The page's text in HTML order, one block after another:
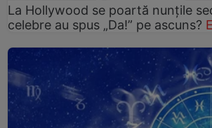
La Hollywood se poartă nunțile
celebre au spus „Da!” pe ascuns?